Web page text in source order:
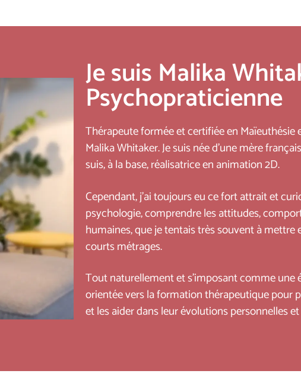
Je suis Malika
Psychopraticienne
Thérapeute formée et certifiée en Maïeuthésie
Malika Whitaker. Je suis née d’une mère
suis, à la base, réalisatrice en animation 2D.
Cependant, j’ai toujours eu ce fort attrait et
psychologie, comprendre les attitudes,
humaines, que je tentais très souvent à mettre
courts métrages.
Tout naturellement et s’imposant comme une
orientée vers la formation thérapeutique pour
et les aider dans leur évolutions personnelles